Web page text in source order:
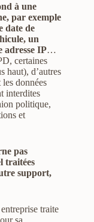
à une
par exemple
date de
un
adresse IP…
certaines
haut), d’autres
données
interdites
politique,
et
pas
traitées
support,
traite
sa